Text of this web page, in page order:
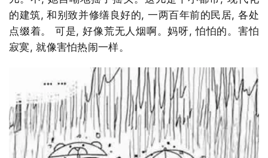
的建筑, 和别致并修缮良好的, 一两百年前的民居, 各处
点缀着。 可是, 好像荒无人烟啊。妈呀, 怕怕的。害怕
寂寞, 就像害怕热闹一样。